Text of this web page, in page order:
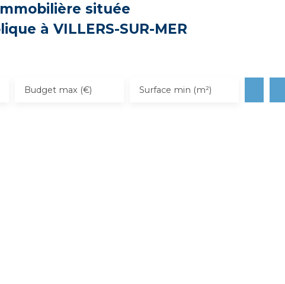
située
à VILLERS-SUR-MER
Budget max (€) Surface min (m²)